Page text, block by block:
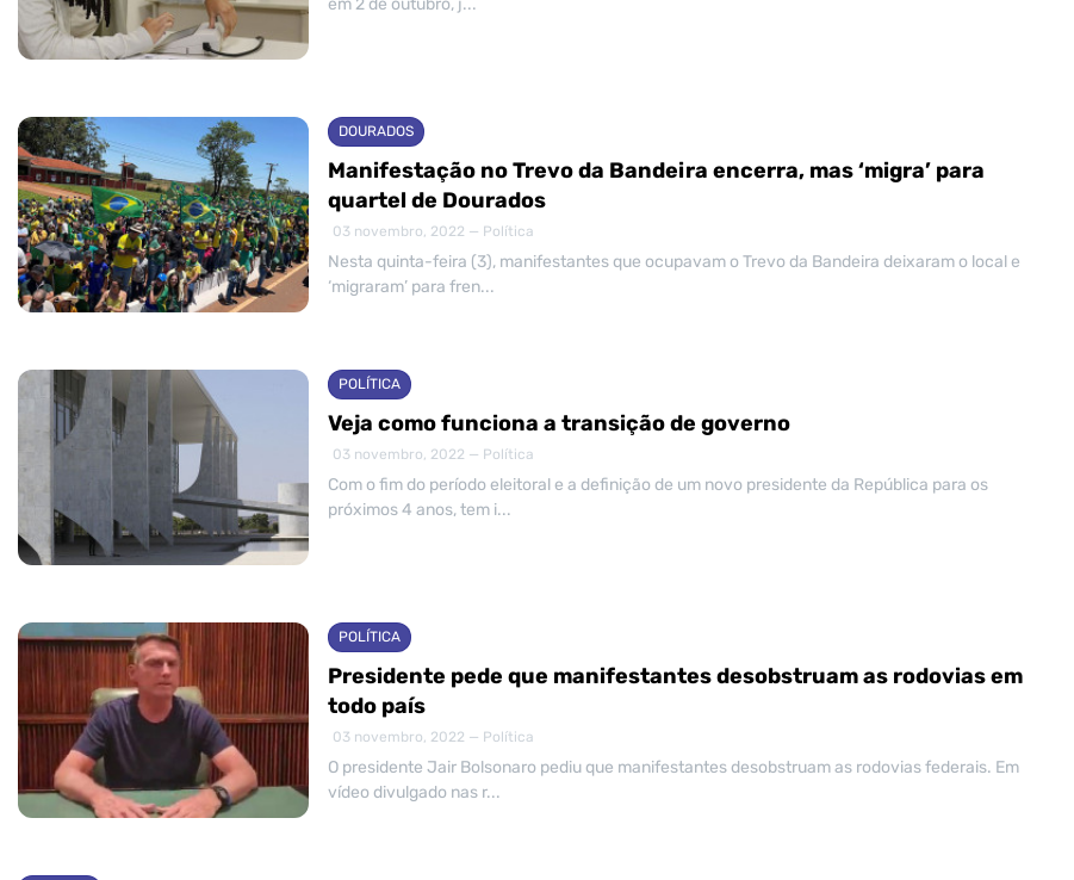
DOURADOS
Manifestação no Trevo da Bandeira encerra, mas ‘migra’ para
quartel de Dourados
03 novembro, 2022 — Política
Nesta quinta-feira (3), manifestantes que ocupavam o Trevo da Bandeira deixaram o local e
‘migraram’ para fren...
POLÍTICA
Veja como funciona a transição de governo
03 novembro, 2022 — Política
Com o fim do período eleitoral e a definição de um novo presidente da República para os
próximos 4 anos, tem i...
POLÍTICA
Presidente pede que manifestantes desobstruam as rodovias em
todo país
03 novembro, 2022 — Política
O presidente Jair Bolsonaro pediu que manifestantes desobstruam as rodovias federais. Em
vídeo divulgado nas r...